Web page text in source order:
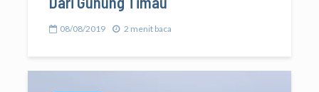
08/08/2019 2 menit baca